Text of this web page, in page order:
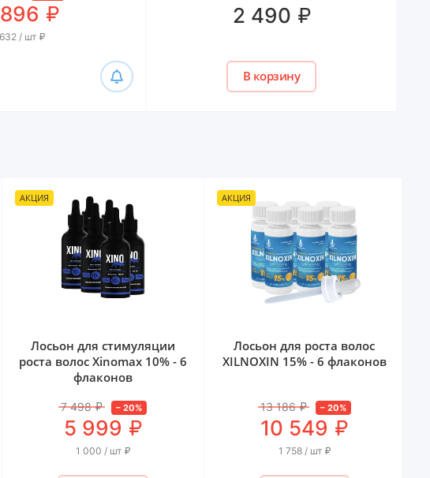
₽
632 / шт ₽
2 490 ₽
В корзину
АКЦИЯ
Лосьон для стимуляции
роста волос Xinomаx 10% - 6
флаконов
7 498 ₽ –20%
5 999 ₽
1 000 / шт ₽
АКЦИЯ
Лосьон для роста волос
XILNOXIN 15% - 6 флаконов
13 186 ₽ – 20%
10 549 ₽
1 758 / шт ₽